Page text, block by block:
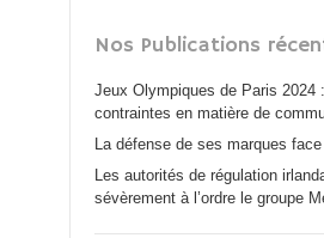
Nos Publications
Jeux Olympiques de Paris 2024
contraintes en matière de
La défense de ses marques
Les autorités de régulation
sévèrement à l’ordre le groupe